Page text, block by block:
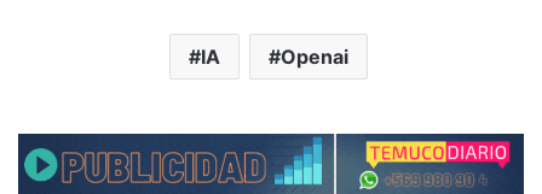
IA Openai